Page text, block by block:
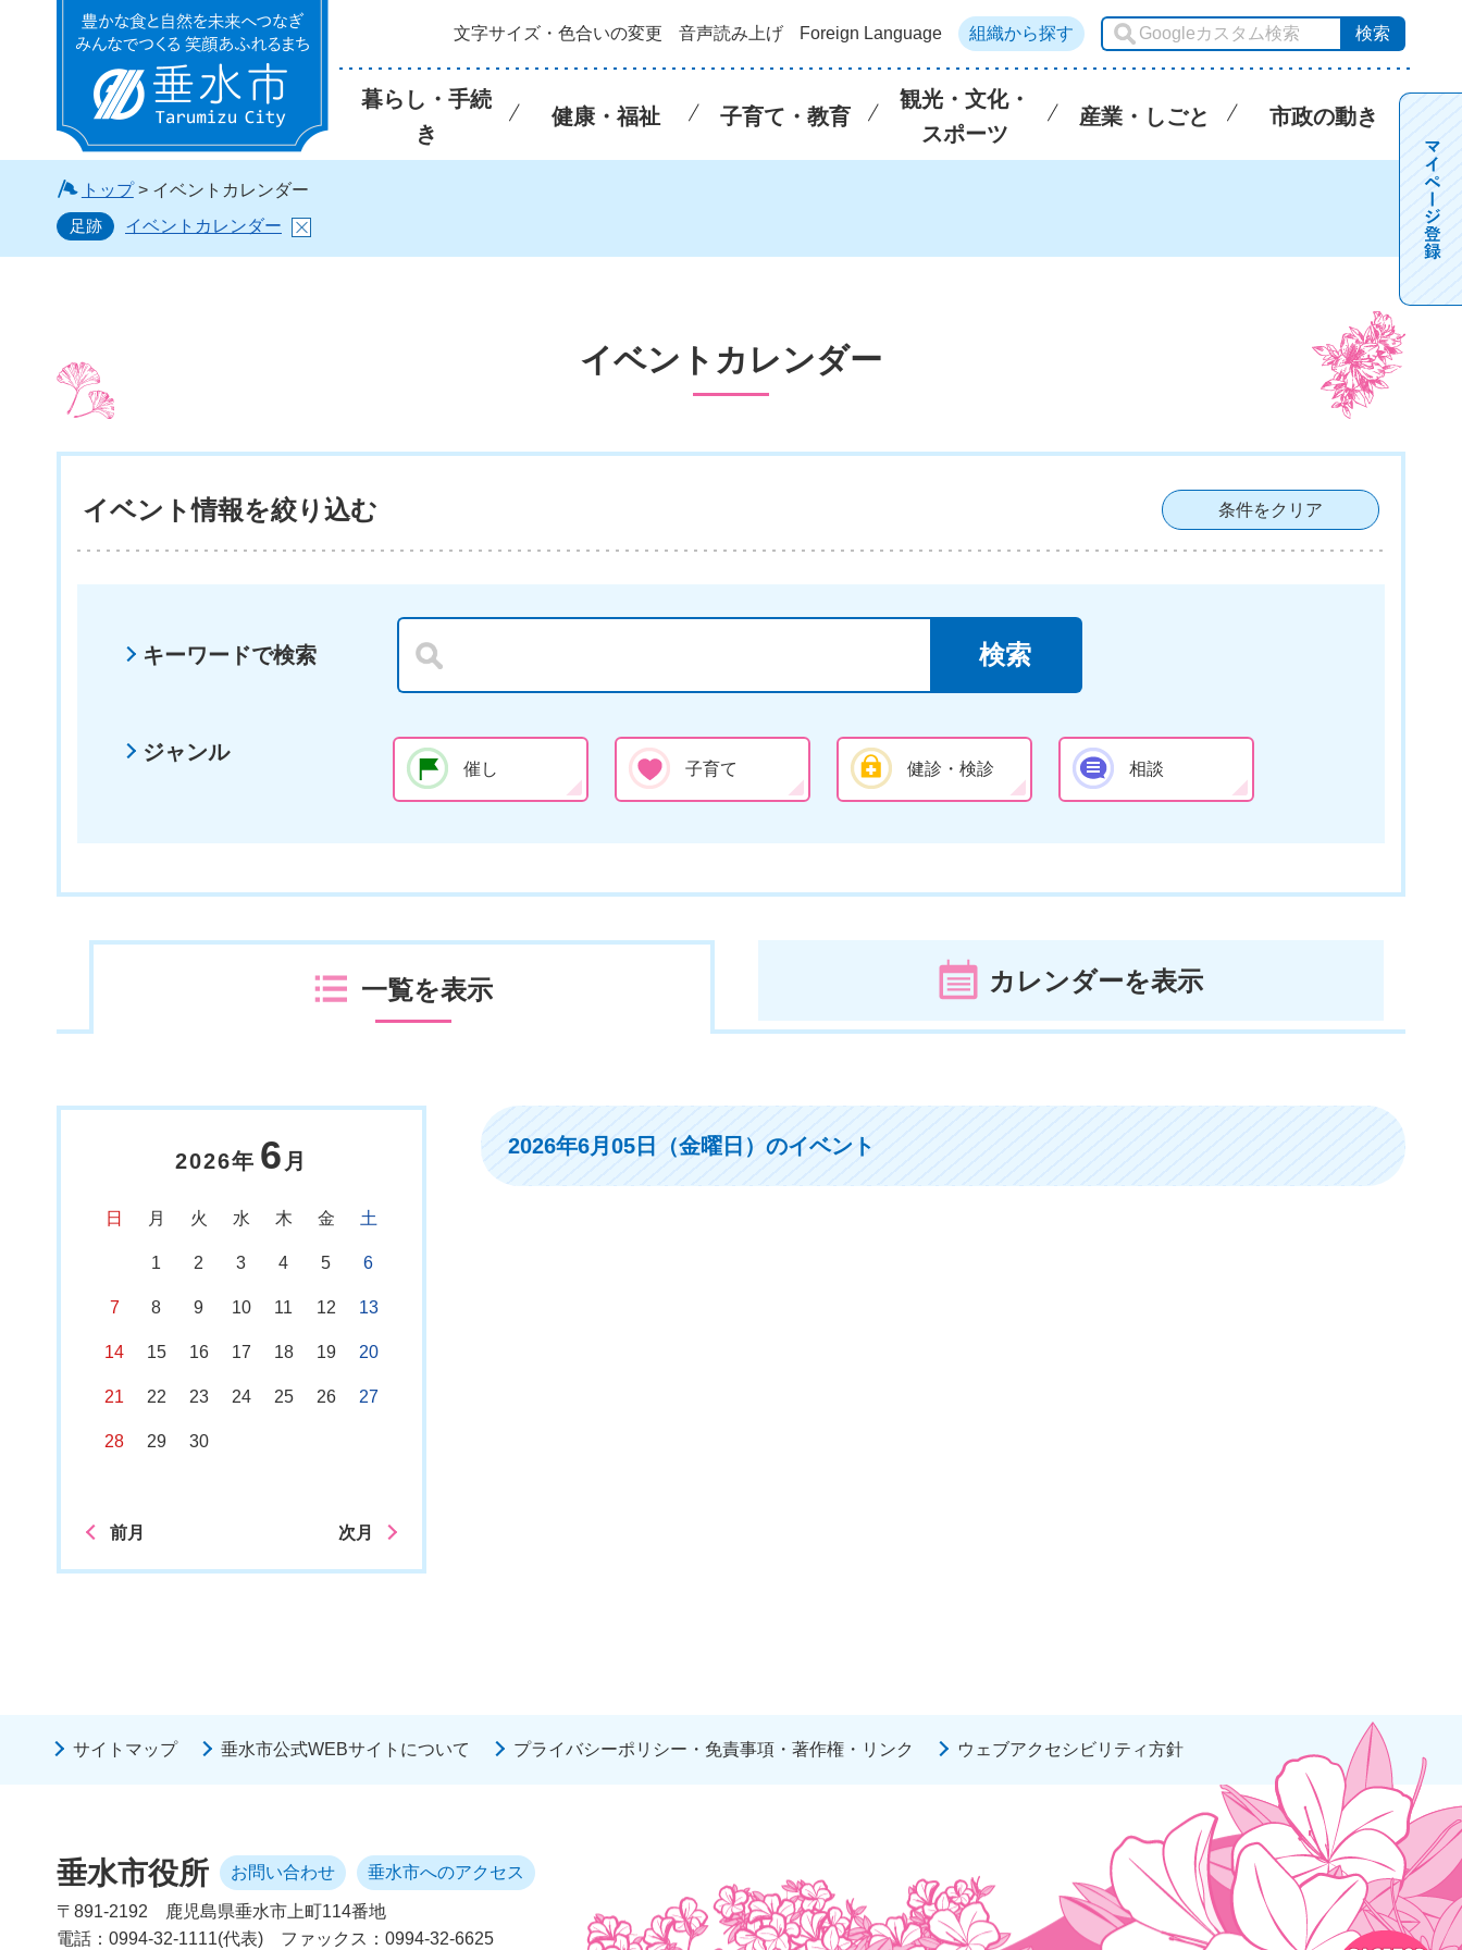
垂水市 文字サイズ・色合いの変更 音声読み上げ Foreign Language 組織から探す
暮らし・手続
き
健康・福祉 子育て・教育
観光・文化・
スポーツ
産業・しごと 市政の動き
トップ> イベントカレンダー
足跡
イベントカレンダー
イベントカレンダー
イベント情報を絞り込む 条件をクリア
キーワードで検索
ジャンル
催し 子育て 健診・検診 相談
一覧を表示 カレンダーを表示
2026年 6 月
日 月 火 水 木 金 土
1 2 3 4 5 6
7 8 9 10 11 12 13
14 15 16 17 18 19 20
21 22 23 24 25 26 27
28 29 30
前月 次月
2026年6月05日（金曜日）のイベント
サイトマップ 垂水市公式WEBサイトについて プライバシーポリシー・免責事項・著作権・リンク ウェブアクセシビリティ方針
垂水市役所 お問い合わせ 垂水市へのアクセス
〒891-2192
鹿児島県垂水市上町114番地
電話：0994-32-1111(代表)
ファックス：0994-32-6625